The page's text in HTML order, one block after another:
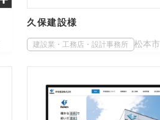
久保建設様
建設業・工務店・設計事務所 松本市